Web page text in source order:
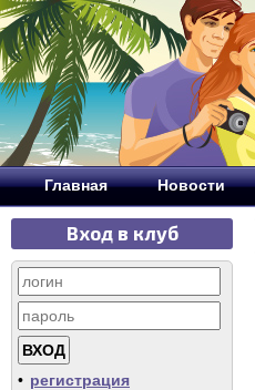
Главная Новости
Вход в клуб
• регистрация